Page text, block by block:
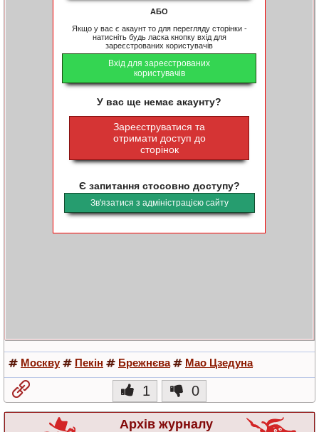
АБО
Якщо у вас є акаунт то для перегляду сторінки -
натисніть будь ласка кнопку вхід для
зареєстрованих користувачів
Вхід для зареєстрованих
користувачів
У вас ще немає акаунту?
Зареєструватися та
отримати доступ до
сторінок
Є запитання стосовно доступу?
Зв'язатися з адміністрацією сайту
Москву Пекін Брежнєва Мао Цзедуна
1 0
Архів журналу